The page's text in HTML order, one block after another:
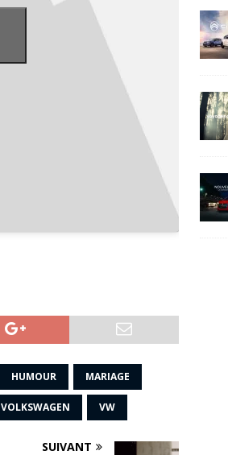
HUMOUR MARIAGE
VOLKSWAGEN VW
SUIVANT